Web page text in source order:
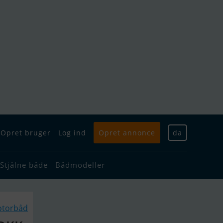
Opret bruger Log ind Opret annonce da
Stjålne både Bådmodeller